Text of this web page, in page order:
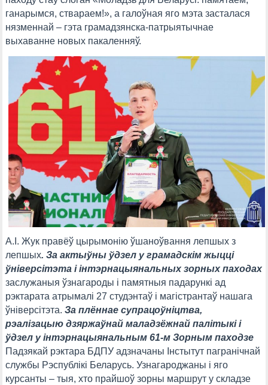
ганарымся, ствараем!», а галоўная яго мэта засталася
нязменнай – гэта грамадзянска-патрыятычнае
выхаванне новых пакаленняў.
А.І. Жук правёў цырымонію ўшаноўвання лепшых з
лепшых. За актыўны ўдзел у грамадскім жыцці
ўніверсітэта і інтэрнацыянальных зорных паходах
заслужаныя ўзнагароды і памятныя падарункі ад
рэктарата атрымалі 27 студэнтаў і магістрантаў нашага
ўніверсітэта.За плённае супрацоўніцтва,
рэалізацыю дзяржаўнай маладзёжнай палітыкі і
ўдзел у інтэрнацыянальным 61-м Зорным паходзе
Падзякай рэктара БДПУ адзначаны Інстытут пагранічнай
службы Рэспублікі Беларусь. Узнагароджаны і яго
курсанты – тыя, хто прайшоў зорны маршрут у складзе